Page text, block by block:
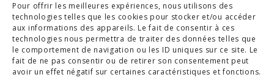
Pour offrir les meilleures expériences, nous utilisons des
technologies telles que les cookies pour stocker et/ou accéder
aux informations des appareils. Le fait de consentir à ces
technologies nous permettra de traiter des données telles que
le comportement de navigation ou les ID uniques sur ce site. Le
fait de ne pas consentir ou de retirer son consentement peut
avoir un effet négatif sur certaines caractéristiques et fonctions.